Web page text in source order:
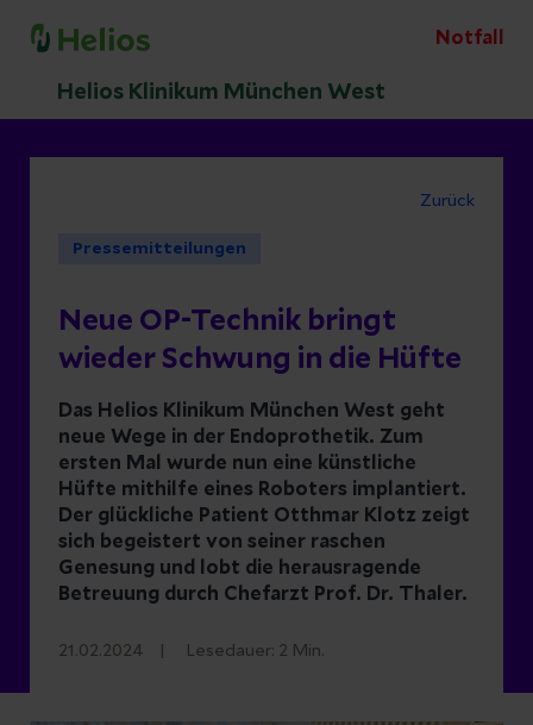
Notfall
Helios Klinikum München West
Zurück
Pressemitteilungen
Neue OP-Technik bringt
wieder Schwung in die Hüfte
Das Helios Klinikum München West geht
neue Wege in der Endoprothetik. Zum
ersten Mal wurde nun eine künstliche
Hüfte mithilfe eines Roboters implantiert.
Der glückliche Patient Otthmar Klotz zeigt
sich begeistert von seiner raschen
Genesung und lobt die herausragende
Betreuung durch Chefarzt Prof. Dr. Thaler.
21.02.2024 Lesedauer: 2 Min.